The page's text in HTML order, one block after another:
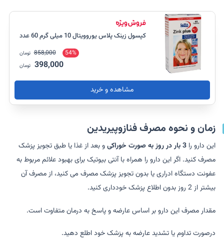
کپسول زینک پلاس یوروویتال 10 میلی گرم 60 عدد
54%
858,000 تومان
398,000 تومان
مشاهده و خرید
زمان و نحوه مصرف فنازوپیریدین
این دارو را3 بار در روز به صورت خوراکی
و بعد از غذا یا طبق تجویز پزشک
مصرف کنید. اگر این دارو را همراه با آنتی بیوتیک برای بهبود علائم مربوط به
عفونت دستگاه ادراری یا بدون تجویز پزشک مصرف می کنید، از مصرف آن
بیشتر از 2 روز بدون اطلاع پزشک خودداری کنید.
مقدار مصرف این دارو بر اساس عارضه و پاسخ به درمان متفاوت است.
درصورت تداوم یا تشدید عارضه به پزشک خود اطلع دهید.